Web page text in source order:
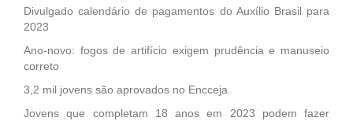
Divulgado calendário de pagamentos do Auxílio Brasil para
2023
Ano-novo: fogos de artifício exigem prudência e manuseio
correto
3,2 mil jovens são aprovados no Encceja
Jovens que completam 18 anos em 2023 podem fazer